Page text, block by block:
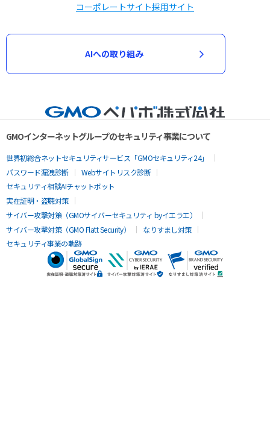
コーポレートサイト採用サイト
AIへの取り組み
GMOインターネットグループのセキュリティ事業について
世界初総合ネットセキュリティサービス「GMOセキュリティ24」
パスワード漏洩診断
Webサイトリスク診断
セキュリティ相談AIチャットボット
実在証明・盗聴対策
サイバー攻撃対策（GMOサイバーセキュリティ byイエラエ）
サイバー攻撃対策（GMO Flatt Security）
なりすまし対策
セキュリティ事業の軌跡